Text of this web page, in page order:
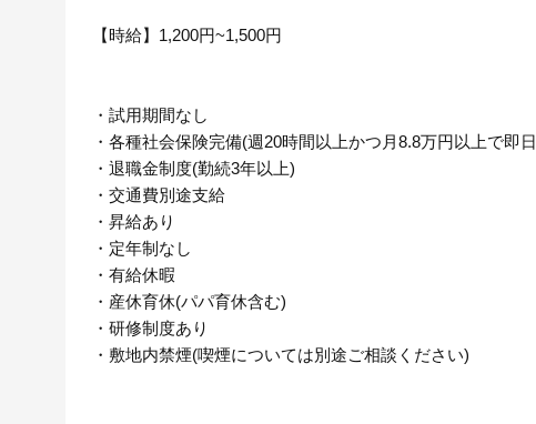
【時給】1,200円~1,500円
・試用期間なし
・各種社会保険完備(週20時間以上かつ月8.8万円以上で即
・退職金制度(勤続3年以上)
・交通費別途支給
・昇給あり
・定年制なし
・有給休暇
・産休育休(パパ育休含む)
・研修制度あり
・敷地内禁煙(喫煙については別途ご相談ください)